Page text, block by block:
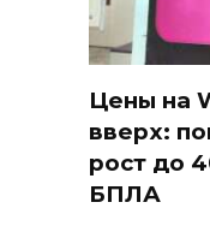
Цены на
вверх:
рост до
БПЛА